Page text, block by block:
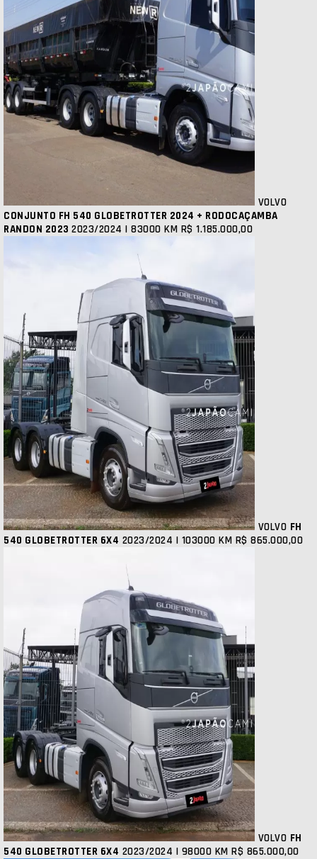
VOLVO
CONJUNTO FH 540 GLOBETROTTER 2024 + RODOCAÇAMBA
RANDON 2023 2023/2024 | 83000 KM R$ 1.185.000,00
VOLVO FH
540 GLOBETROTTER 6X4 2023/2024 | 103000 KM R$ 865.000,00
VOLVO FH
540 GLOBETROTTER 6X4 2023/2024 | 98000 KM R$ 865.000,00